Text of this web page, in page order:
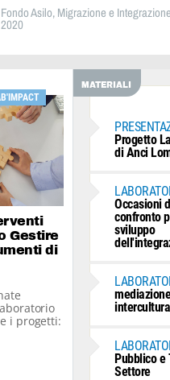
Fondo Asilo, Migrazione e
2020
Gestire
di
i progetti:
MATERIALI
Progetto
di Anci
Occasioni
confronto
sviluppo
mediazione
Pubblico e
Settore